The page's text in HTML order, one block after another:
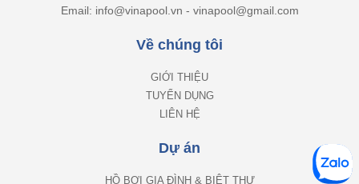
Email: info@vinapool.vn - vinapool@gmail.com
Về chúng tôi
GIỚI THIỆU
TUYỂN DỤNG
LIÊN HỆ
Dự án
HỒ BƠI GIA ĐÌNH & BIỆT THỰ